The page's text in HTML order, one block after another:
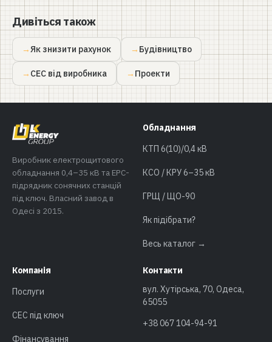
Дивіться також
Як знизити рахунок Будівництво
СЕС від виробника Проекти
Виробник електрощитового
обладнання 0,4–35 кВ та EPC-
підрядник сонячних станцій
під ключ. Власний завод в
Одесі з 2015.
Обладнання
КТП 6(10)/0,4 кВ
КСО / КРУ 6–35 кВ
ГРЩ / ЩО-90
Як підібрати?
Весь каталог →
Компанія
Послуги
СЕС під ключ
Фінансування
Контакти
вул. Хутірська, 70, Одеса,
65055
+38 067 104-94-91